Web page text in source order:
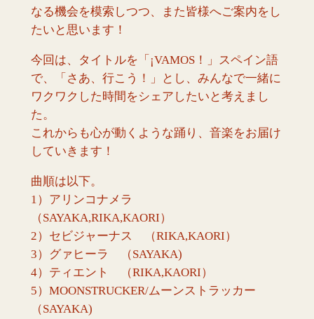
なる機会を模索しつつ、また皆様へご案内をし
たいと思います！
今回は、タイトルを「¡VAMOS！」スペイン語
で、「さあ、行こう！」とし、みんなで一緒に
ワクワクした時間をシェアしたいと考えまし
た。
これからも心が動くような踊り、音楽をお届け
していきます！
曲順は以下。
1）アリンコナメラ
（SAYAKA,RIKA,KAORI）
2）セビジャーナス （RIKA,KAORI）
3）グァヒーラ （SAYAKA)
4）ティエント （RIKA,KAORI）
5）MOONSTRUCKER/ムーンストラッカー
（SAYAKA)